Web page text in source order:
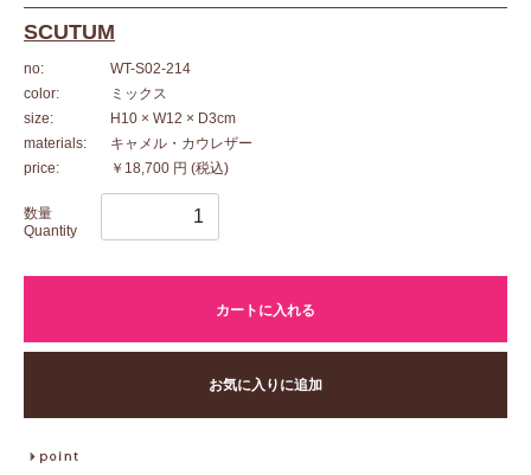
SCUTUM
no:
WT-S02-214
color:
ミックス
size:
H10 × W12 × D3cm
materials:
キャメル・カウレザー
price:
￥18,700 円 (税込)
数量
Quantity
カートに入れる
お気に入りに追加